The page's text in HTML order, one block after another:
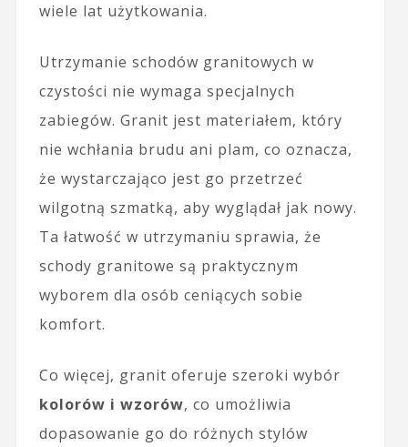
wiele lat użytkowania.
Utrzymanie schodów granitowych w
czystości nie wymaga specjalnych
zabiegów. Granit jest materiałem, który
nie wchłania brudu ani plam, co oznacza,
że wystarczająco jest go przetrzeć
wilgotną szmatką, aby wyglądał jak nowy.
Ta łatwość w utrzymaniu sprawia, że
schody granitowe są praktycznym
wyborem dla osób ceniących sobie
komfort.
Co więcej, granit oferuje szeroki wybór
kolorów i wzorów, co umożliwia
dopasowanie go do różnych stylów